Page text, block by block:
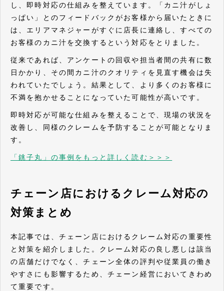
し、即時対応の仕組みを整えています。「カニ汁がしょ
っぱい」とのフィードバックがお客様から届いたときに
は、エリアマネジャーがすぐに店長に連絡し、すべての
お客様のカニ汁を交換するという対応をとりました。
従来であれば、アンケートの回収や担当者間の共有に数
日かかり、その間カニ汁のクオリティを見直す機会は失
われていたでしょう。結果として、より多くのお客様に
不満を抱かせることになっていた可能性が高いです。
即時対応が可能な仕組みを整えることで、現場の状況を
改善し、同様のクレームを予防することが可能となりま
す。
「銚子丸」の事例をもっと詳しく読む＞＞＞
チェーン店におけるクレーム対応の
対策まとめ
本記事では、チェーン店におけるクレーム対応の重要性
と対策を紹介しました。クレーム対応の良し悪しは該当
の店舗だけでなく、チェーン全体の評判や従業員の働き
やすさにも影響するため、チェーン経営においてきわめ
て重要です。